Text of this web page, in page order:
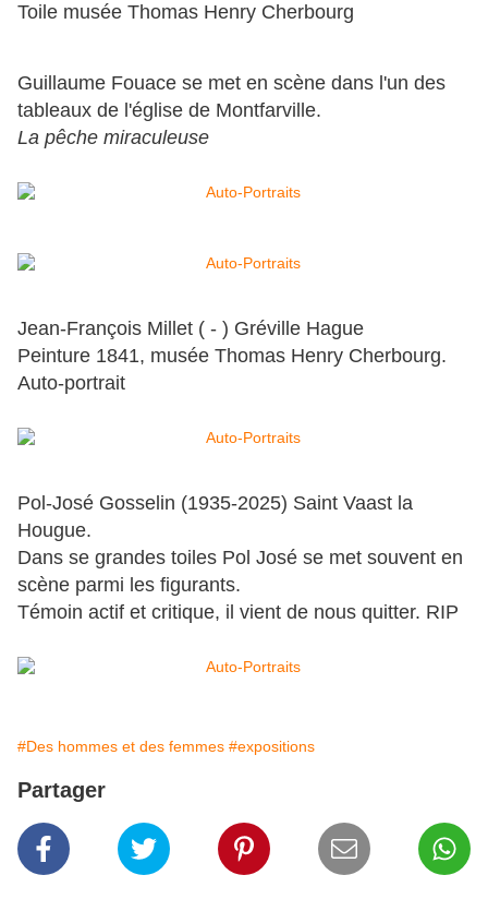
Toile musée Thomas Henry Cherbourg
Guillaume Fouace se met en scène dans l'un des
tableaux de l'église de Montfarville.
La pêche miraculeuse
Jean-François Millet ( - ) Gréville Hague
Peinture 1841, musée Thomas Henry Cherbourg.
Auto-portrait
Pol-José Gosselin (1935-2025) Saint Vaast la
Hougue.
Dans se grandes toiles Pol José se met souvent en
scène parmi les figurants.
Témoin actif et critique, il vient de nous quitter. RIP
#Des hommes et des femmes #expositions
Partager